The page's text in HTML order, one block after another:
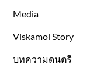
Media
Viskamol Story
บทความดนตรี